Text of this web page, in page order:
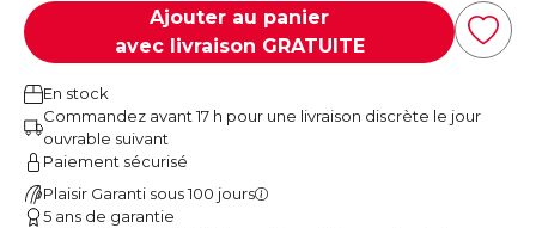
Ajouter au panier
avec livraison GRATUITE
En stock
Commandez avant 17 h pour une livraison discrète le jour
ouvrable suivant
Paiement sécurisé
Plaisir Garanti sous 100 jours
5 ans de garantie